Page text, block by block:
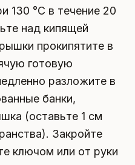
130 °C в течение 20
над кипящей
прокипятите в
готовую
разложите в
банки,
(оставьте 1 см
Закройте
ключом или от руки